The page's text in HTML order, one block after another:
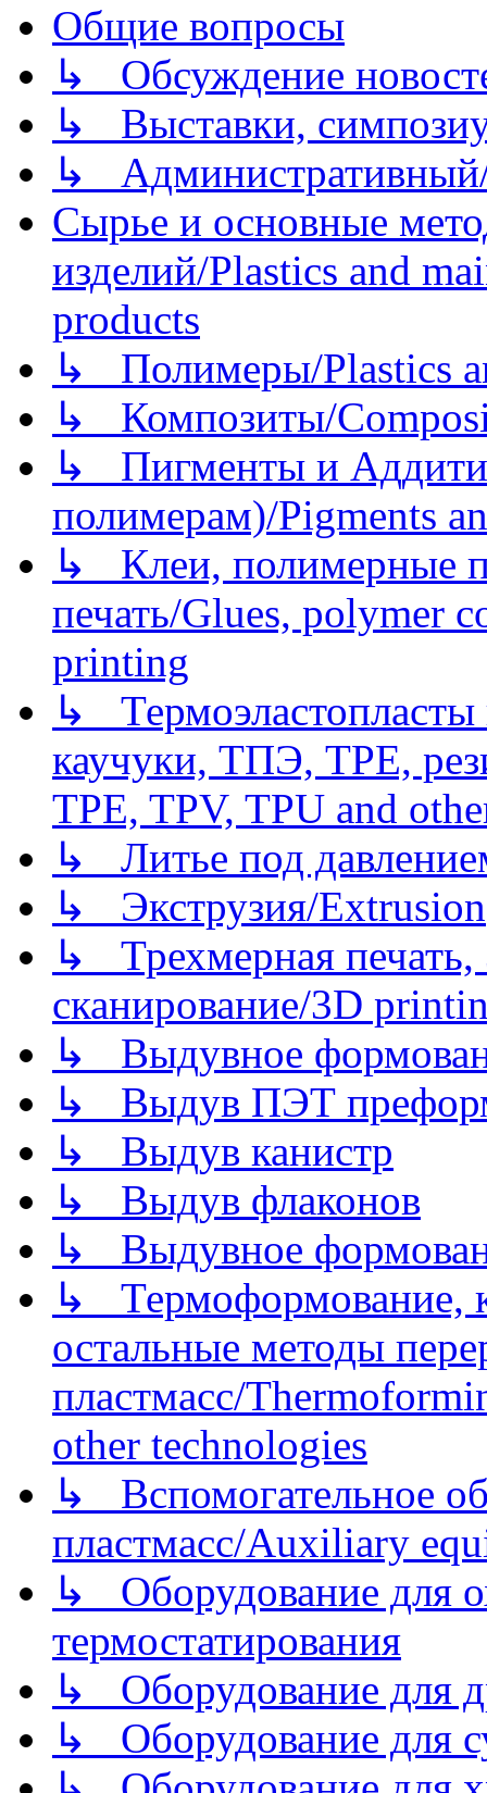
Общие вопросы
↳ Обсуждение
↳ Выставки,
↳
Сырье и основные
изделий/Plastics and
products
↳ Полимеры/Plastics
↳ Композиты/
↳ Пигменты и
полимерам)/Pigments
↳ Клеи, полимерные
печать/Glues, polymer
printing
↳
каучуки, ТПЭ, TPE,
TPE, TPV, TPU and
↳ Литье под
↳ Экструзия/Extrusion
↳ Трехмерная
сканирование/3D
↳ Выдувное
↳ Выдув ПЭТ
↳ Выдув канистр
↳ Выдув флаконов
↳ Выдувное
↳ Термоформование,
остальные методы
пластмасс/
other technologies
↳ Вспомогательное
пластмасс/Auxiliary
↳ Оборудование для
термостатирования
↳ Оборудование для
↳ Оборудование для